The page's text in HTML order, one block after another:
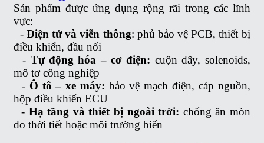
Sản phẩm được ứng dụng rộng rãi trong các lĩnh
vực:
- Điện tử và viễn thông: phủ bảo vệ PCB, thiết bị
điều khiển, đầu nối
- Tự động hóa – cơ điện: cuộn dây, solenoids,
mô tơ công nghiệp
- Ô tô – xe máy: bảo vệ mạch điện, cáp nguồn,
hộp điều khiển ECU
- Hạ tầng và thiết bị ngoài trời: chống ăn mòn
do thời tiết hoặc môi trường biển